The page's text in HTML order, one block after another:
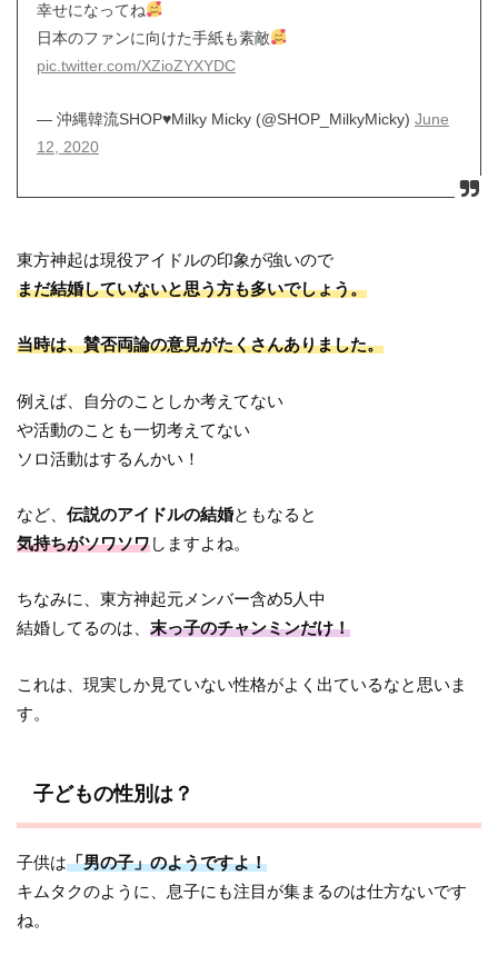
幸せになってね
日本のファンに向けた手紙も素敵
pic.twitter.com/XZioZYXYDC
— 沖縄韓流SHOP♥Milky Micky (@SHOP_MilkyMicky) June
12, 2020
東方神起は現役アイドルの印象が強いので
まだ結婚していないと思う方も多いでしょう。
当時は、賛否両論の意見がたくさんありました。
例えば、自分のことしか考えてない
や活動のことも一切考えてない
ソロ活動はするんかい！
など、伝説のアイドルの結婚ともなると
気持ちがソワソワしますよね。
ちなみに、東方神起元メンバー含め5人中
結婚してるのは、末っ子のチャンミンだけ！
これは、現実しか見ていない性格がよく出ているなと思いま
す。
子どもの性別は？
子供は「男の子」のようですよ！
キムタクのように、息子にも注目が集まるのは仕方ないです
ね。